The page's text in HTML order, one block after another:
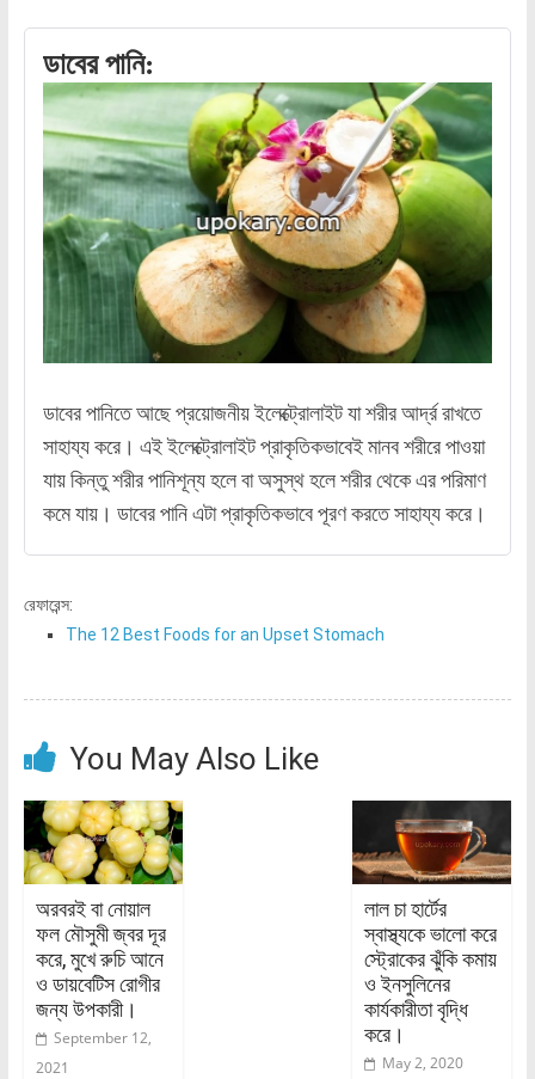
ডাবের পানি:
ডাবের পানিতে আছে প্রয়োজনীয় ইলেক্ট্রোলাইট যা শরীর আর্দ্র রাখতে
সাহায্য করে। এই ইলেক্ট্রোলাইট প্রাকৃতিকভাবেই মানব শরীরে পাওয়া
যায় কিন্তু শরীর পানিশূন্য হলে বা অসুস্থ হলে শরীর থেকে এর পরিমাণ
কমে যায়। ডাবের পানি এটা প্রাকৃতিকভাবে পূরণ করতে সাহায্য করে।
রেফারেন্স:
The 12 Best Foods for an Upset Stomach
You May Also Like
অরবরই বা নোয়াল
ফল মৌসুমী জ্বর দূর
করে, মুখে রুচি আনে
ও ডায়বেটিস রোগীর
জন্য উপকারী।
September 12,
2021
লাল চা হার্টের
স্বাস্থ্যকে ভালো করে
স্ট্রোকের ঝুঁকি কমায়
ও ইনসুলিনের
কার্যকারীতা বৃদ্ধি
করে।
May 2, 2020